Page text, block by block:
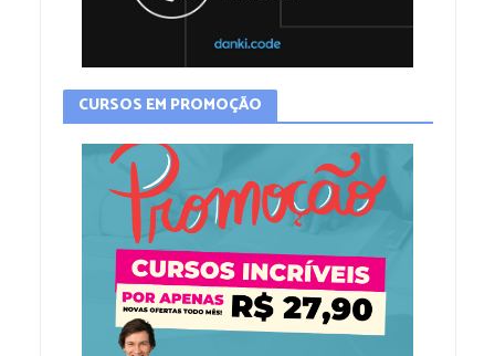
CURSOS EM PROMOÇÃO